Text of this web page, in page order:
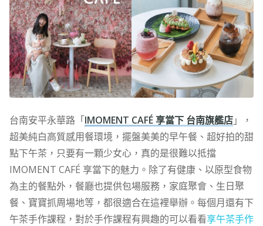
台南安平永華路「IMOMENT CAFÉ 享當下 台南旗艦店」，
超美純白高質感用餐環境，擺盤美美的早午餐、超好拍的甜
點下午茶，只要有一顆少女心，真的是很難以抵擋
IMOMENT CAFÉ 享當下的魅力。除了有健康、以原型食物
為主的餐點外，餐廳也提供包場服務，家庭聚會、生日聚
餐、寶寶抓周場地等，都很適合在這裡舉辦。每個月還有下
午茶手作課程，對於手作課程有興趣的可以看看享午茶手作